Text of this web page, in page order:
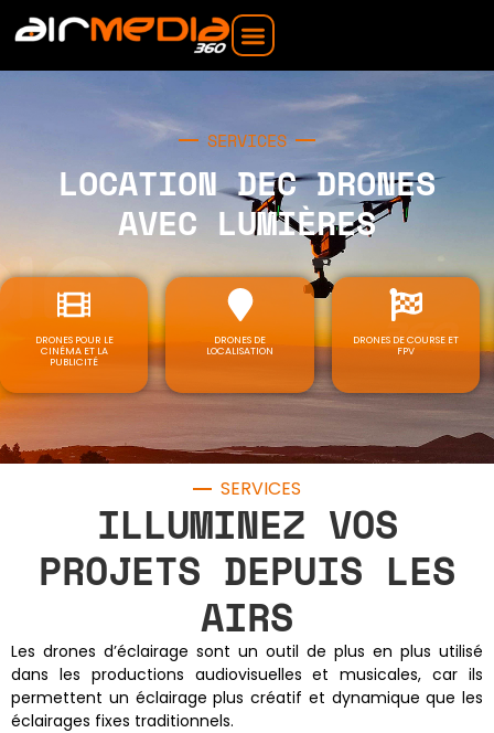
SERVICES
LOCATION DEC DRONES
AVEC LUMIÈRES
DRONES POUR LE
CINÉMA ET LA
PUBLICITÉ
DRONES DE
LOCALISATION
DRONES DE COURSE ET
FPV
SERVICES
ILLUMINEZ VOS
PROJETS DEPUIS LES
AIRS
Les drones d’éclairage sont un outil de plus en plus utilisé
dans les productions audiovisuelles et musicales, car ils
permettent un éclairage plus créatif et dynamique que les
éclairages fixes traditionnels.